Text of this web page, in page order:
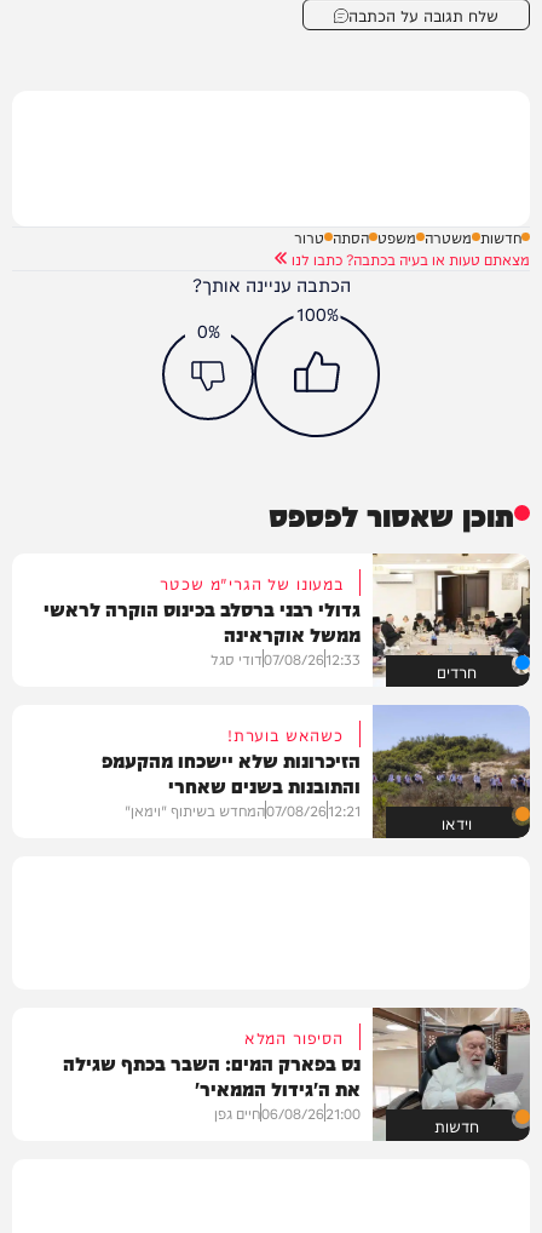
שלח תגובה על הכתבה
חדשות משטרה משפט הסתה טרור
מצאתם טעות או בעיה בכתבה? כתבו לנו
הכתבה עניינה אותך?
100%
0%
תוכן שאסור לפספס
חרדים
במעונו של הגרי"מ שכטר
גדולי רבני ברסלב בכינוס הוקרה לראשי
ממשל אוקראינה
12:33
07/08/26דודי סגל
וידאו
כשהאש בוערת!
הזיכרונות שלא יישכחו מהקעמפ
והתובנות בשנים שאחרי
12:21
07/08/26המחדש בשיתוף "וימאן"
חדשות
הסיפור המלא
נס בפארק המים: השבר בכתף שגילה
את ה'גידול הממאיר'
21:00
06/08/26חיים גפן